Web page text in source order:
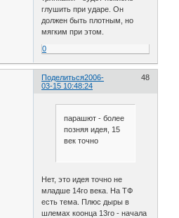
глушить при ударе. Он
должен быть плотным, но
мягким при этом.
0
Поделиться 48
2006-
03-15 10:48:24
парашют - более
позняя идея, 15
век точно
Нет, это идея точно не
младше 14го века. На ТФ
есть тема. Плюс дыры в
шлемах коонца 13го - начала